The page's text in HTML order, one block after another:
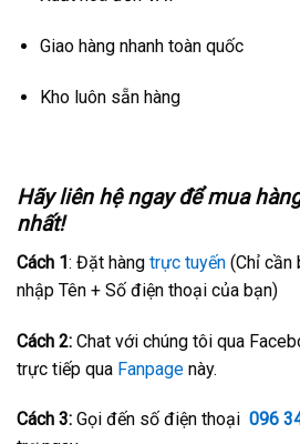
Giao hàng nhanh toàn quốc
Kho luôn sẵn hàng
Hãy liên hệ ngay để mua
nhất!
Cách 1: Đặt hàng trực tuyến (Chỉ cần
nhập Tên + Số điện thoại của bạn)
Cách 2: Chat với chúng tôi qua
trực tiếp qua Fanpage này.
Cách 3: Gọi đến số điện thoại 096